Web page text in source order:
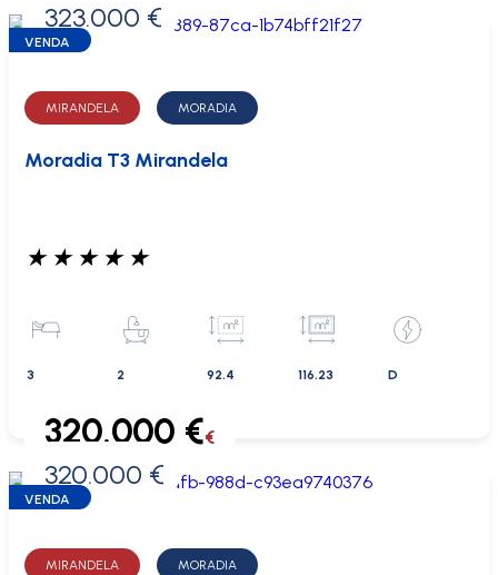
0 €
323.000 €
VENDA
MIRANDELA MORADIA
Moradia T3 Mirandela
★ ★ ★ ★ ★
3 2 92.4 116.23 D
0 €
320.000 €€
320.000 €
VENDA
MIRANDELA MORADIA